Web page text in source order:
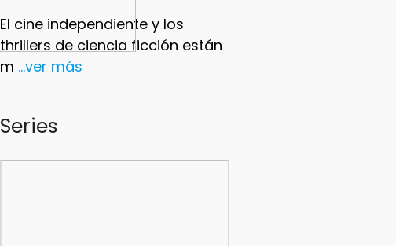
El cine independiente y los
thrillers de ciencia ficción están
m ...ver más
Series